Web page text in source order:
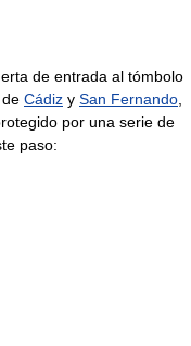
de entrada al tómbolo
Cádiz y San Fernando
por una serie de
paso: